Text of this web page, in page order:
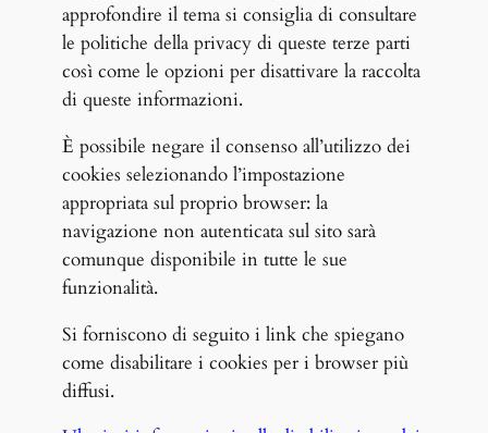
approfondire il tema si consiglia di consultare
le politiche della privacy di queste terze parti
così come le opzioni per disattivare la raccolta
di queste informazioni.
È possibile negare il consenso all’utilizzo dei
cookies selezionando l’impostazione
appropriata sul proprio browser: la
navigazione non autenticata sul sito sarà
comunque disponibile in tutte le sue
funzionalità.
Si forniscono di seguito i link che spiegano
come disabilitare i cookies per i browser più
diffusi.